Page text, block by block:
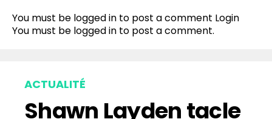
You must be logged in to post a comment Login
You must be logged in to post a comment.
ACTUALITÉ
Shawn Layden tacle